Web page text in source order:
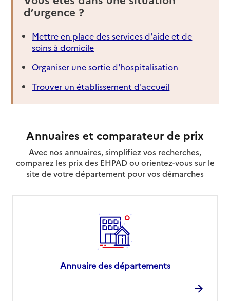
d’urgence ?
Mettre en place des services d'aide et de
soins à domicile
Organiser une sortie d'hospitalisation
Trouver un établissement d'accueil
Annuaires et comparateur de prix
Avec nos annuaires, simplifiez vos recherches,
comparez les prix des EHPAD ou orientez-vous sur le
site de votre département pour vos démarches
Annuaire des départements